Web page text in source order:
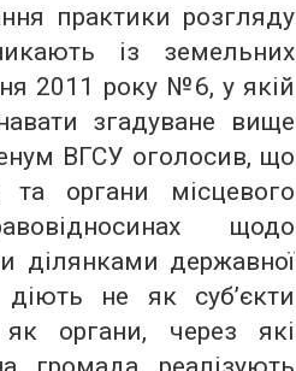
практики розгляду
із земельних
2011 року №6, у якій
згадуване вище
ВГСУ оголосив, що
та органи місцевого
щодо
ділянками державної
діють не як суб’єкти
органи, через які